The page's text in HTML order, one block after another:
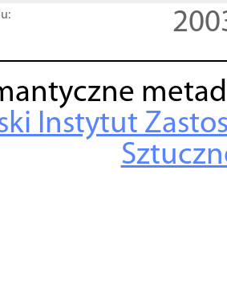
Instytut